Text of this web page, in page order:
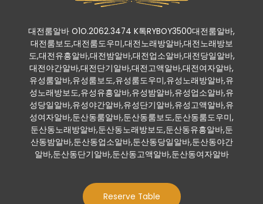
대전룸알바 O1O.2062.3474 K톡RYBOY3500대전룸알바,
대전룸보도,대전룸도우미,대전노래방알바,대전노래방보
도,대전유흥알바,대전밤알바,대전업소알바,대전당일알바,
대전야간알바,대전단기알바,대전고액알바,대전여자알바,
유성룸알바,유성룸보도,유성룸도우미,유성노래방알바,유
성노래방보도,유성유흥알바,유성밤알바,유성업소알바,유
성당일알바,유성야간알바,유성단기알바,유성고액알바,유
성여자알바,둔산동룸알바,둔산동룸보도,둔산동룸도우미,
둔산동노래방알바,둔산동노래방보도,둔산동유흥알바,둔
산동밤알바,둔산동업소알바,둔산동당일알바,둔산동야간
알바,둔산동단기알바,둔산동고액알바,둔산동여자알바
Reserve Table